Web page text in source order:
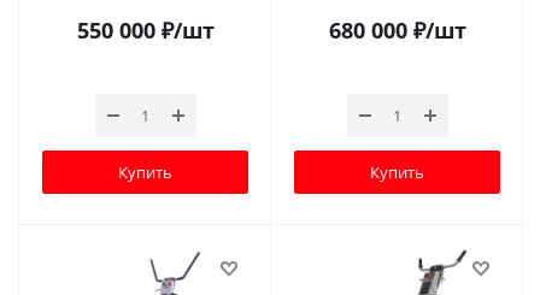
550 000₽/шт
Купить
680 000₽/шт
Купить